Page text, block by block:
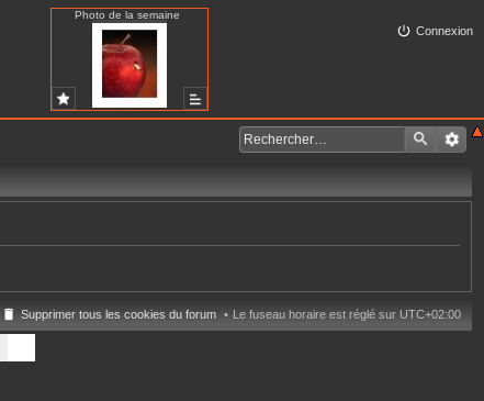
Photo de la semaine
Connexion
Le fuseau horaire est réglé sur UTC+02:00
Supprimer tous les cookies du forum